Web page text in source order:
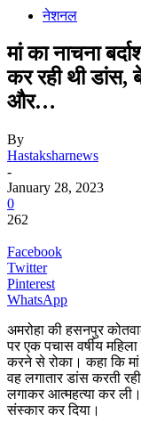
नेशनल
मां का नाचना
कर रही थी डांस,
और…
By
Hastaksharnews
-
January 28, 2023
0
262
Facebook
Twitter
Pinterest
WhatsApp
अमरोहा की हसनपुर
पर एक पचास वर्षीय
करने से रोका। कहा कि
वह लगातार डांस करती
लगाकर आत्महत्या कर ली।
संस्कार कर दिया।